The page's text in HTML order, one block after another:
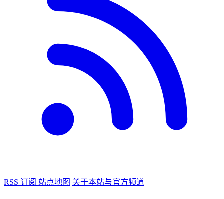
RSS 订阅 站点地图 关于本站与官方频道